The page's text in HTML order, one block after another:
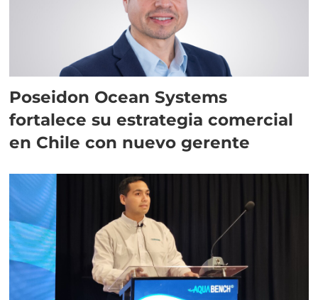
Poseidon Ocean Systems
fortalece su estrategia comercial
en Chile con nuevo gerente